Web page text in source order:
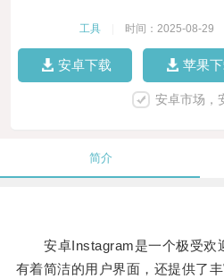
工具 时间：2025-08-29
安卓下载 苹果
安卓市场，
简介
安卓Instagram是一个极受欢
有着简洁的用户界面，还提供了